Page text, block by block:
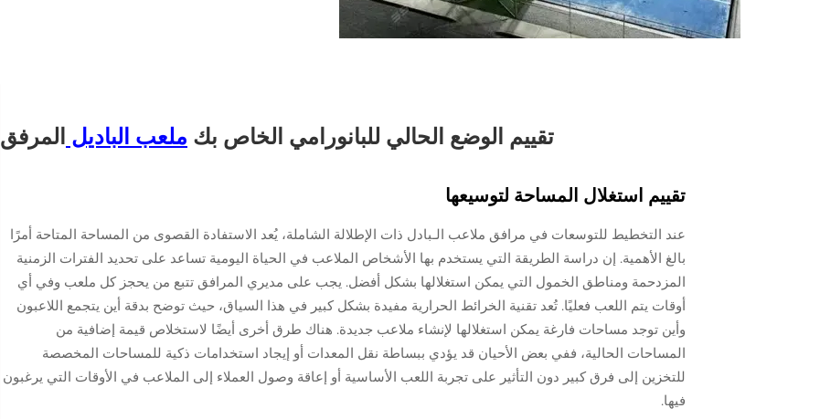
تقييم الوضع الحالي للبانورامي الخاص بك ملعب الباديل المرفق
تقييم استغلال المساحة لتوسيعها
عند التخطيط للتوسعات في مرافق ملاعب الـبادل ذات الإطلالة الشاملة، يُعد الاستفادة القصوى من المساحة المتاحة أمرًا
بالغ الأهمية. إن دراسة الطريقة التي يستخدم بها الأشخاص الملاعب في الحياة اليومية تساعد على تحديد الفترات الزمنية
المزدحمة ومناطق الخمول التي يمكن استغلالها بشكل أفضل. يجب على مديري المرافق تتبع من يحجز كل ملعب وفي أي
أوقات يتم اللعب فعليًا. تُعد تقنية الخرائط الحرارية مفيدة بشكل كبير في هذا السياق، حيث توضح بدقة أين يتجمع اللاعبون
وأين توجد مساحات فارغة يمكن استغلالها لإنشاء ملاعب جديدة. هناك طرق أخرى أيضًا لاستخلاص قيمة إضافية من
المساحات الحالية، ففي بعض الأحيان قد يؤدي ببساطة نقل المعدات أو إيجاد استخدامات ذكية للمساحات المخصصة
للتخزين إلى فرق كبير دون التأثير على تجربة اللعب الأساسية أو إعاقة وصول العملاء إلى الملاعب في الأوقات التي يرغبون
فيها.